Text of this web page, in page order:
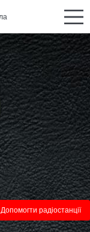
Допомогти радіостанції